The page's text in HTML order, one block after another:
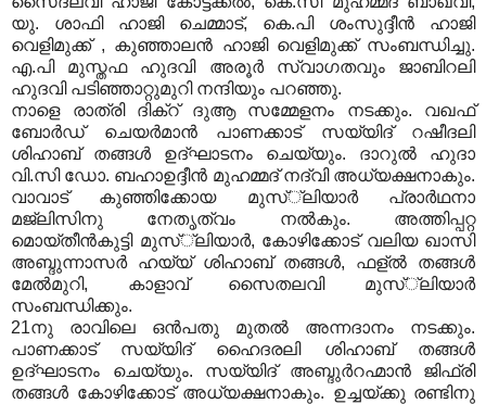
യു. ശാഫി ഹാജി ചെമ്മാട്, കെ.പി ശംസുദ്ദീന്‍ ഹാജി
വെളിമുക്ക് , കുഞ്ഞാലന്‍ ഹാജി വെളിമുക്ക് സംബന്ധിച്ചു.
എ.പി മുസ്തഫ ഹുദവി അരൂര്‍ സ്വാഗതവും ജാബിറലി
ഹുദവി പടിഞ്ഞാറ്റുമുറി നന്ദിയും പറഞ്ഞു.
നാളെ രാത്രി ദിക്‌റ് ദുആ സമ്മേളനം നടക്കും. വഖഫ്
ബോര്‍ഡ് ചെയര്‍മാന്‍ പാണക്കാട് സയ്യിദ് റഷീദലി
ശിഹാബ് തങ്ങള്‍ ഉദ്ഘാടനം ചെയ്യും. ദാറുല്‍ ഹുദാ
വി.സി ഡോ. ബഹാഉദ്ദീന്‍ മുഹമ്മദ് നദ്‌വി അധ്യക്ഷനാകും.
വാവാട് കുഞ്ഞിക്കോയ മുസ്്‌ലിയാര്‍ പ്രാര്‍ഥനാ
മജ്‌ലിസിനു നേതൃത്വം നല്‍കും. അത്തിപ്പറ്റ
മൊയ്തീന്‍കുട്ടി മുസ്്‌ലിയാര്‍, കോഴിക്കോട് വലിയ ഖാസി
അബ്ദുന്നാസര്‍ ഹയ്യ് ശിഹാബ് തങ്ങള്‍, ഫള്ല്‍ തങ്ങള്‍
മേല്‍മുറി, കാളാവ് സൈതലവി മുസ്്‌ലിയാര്‍
സംബന്ധിക്കും.
21നു രാവിലെ ഒന്‍പതു മുതല്‍ അന്നദാനം നടക്കും.
പാണക്കാട് സയ്യിദ് ഹൈദരലി ശിഹാബ് തങ്ങള്‍
ഉദ്ഘാടനം ചെയ്യും. സയ്യിദ് അബ്ദുര്‍റഹ്മാന്‍ ജിഫ്‌രി
തങ്ങള്‍ കോഴിക്കോട് അധ്യക്ഷനാകും. ഉച്ചയ്ക്കു രണ്ടിനു